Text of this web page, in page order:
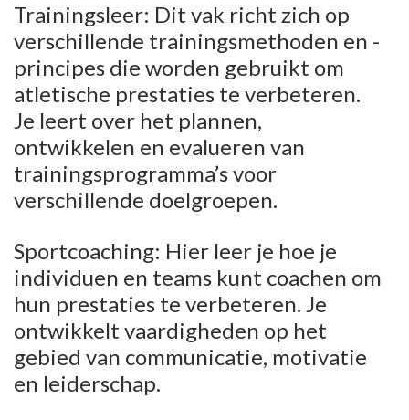
Trainingsleer: Dit vak richt zich op
verschillende trainingsmethoden en -
principes die worden gebruikt om
atletische prestaties te verbeteren.
Je leert over het plannen,
ontwikkelen en evalueren van
trainingsprogramma’s voor
verschillende doelgroepen.
Sportcoaching: Hier leer je hoe je
individuen en teams kunt coachen om
hun prestaties te verbeteren. Je
ontwikkelt vaardigheden op het
gebied van communicatie, motivatie
en leiderschap.